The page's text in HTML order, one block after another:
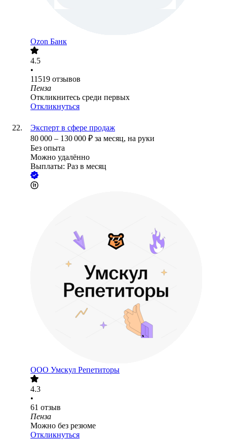
Ozon Банк
4.5
•
11519 отзывов
Пенза
Откликнитесь среди первых
Откликнуться
Эксперт в сфере продаж
80 000 – 130 000 ₽ за месяц, на руки
Без опыта
Можно удалённо
Выплаты: Раз в месяц
ООО Умскул Репетиторы
4.3
•
61 отзыв
Пенза
Можно без резюме
Откликнуться